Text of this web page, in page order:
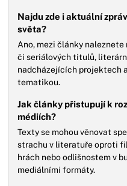
Najdu zde i aktuální
světa?
Ano, mezi články
či seriálových titulů,
nadcházejících projektech
tematikou.
Jak články přistupují k
médiích?
Texty se mohou věnovat
strachu v literatuře oproti
hrách nebo odlišnostem v
mediálními formáty.